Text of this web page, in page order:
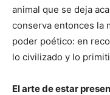
animal que se deja
conserva entonces la
poder poético: en
lo civilizado y lo
El arte de estar